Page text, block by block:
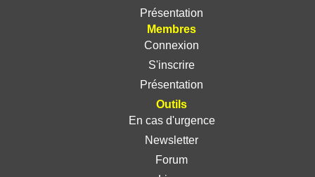
Présentation
Membres
Connexion
S'inscrire
Présentation
Outils
En cas d'urgence
Newsletter
Forum